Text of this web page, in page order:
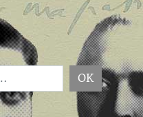
for results.
OK